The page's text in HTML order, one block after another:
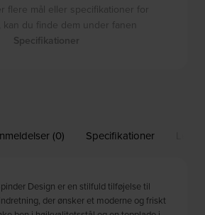
(0) Specifikationer
Design er en stilfuld tilføjelse til
der ønsker et moderne og friskt
flere mål eller specifikationer for
kan du finde dem under fanen
Specifikationer